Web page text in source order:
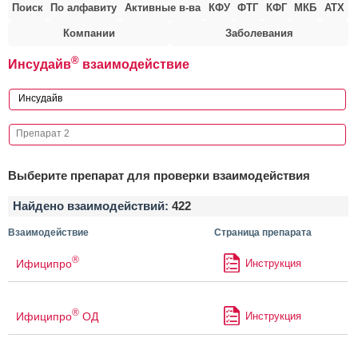
Поиск По алфавиту Активные в-ва КФУ ФТГ КФГ МКБ АТХ
Компании Заболевания
Инсудайв® взаимодействие
Выберите препарат для проверки взаимодействия
Найдено взаимодействий: 422
Взаимодействие Страница препарата
Ифиципро® Инструкция
Ифиципро® ОД Инструкция